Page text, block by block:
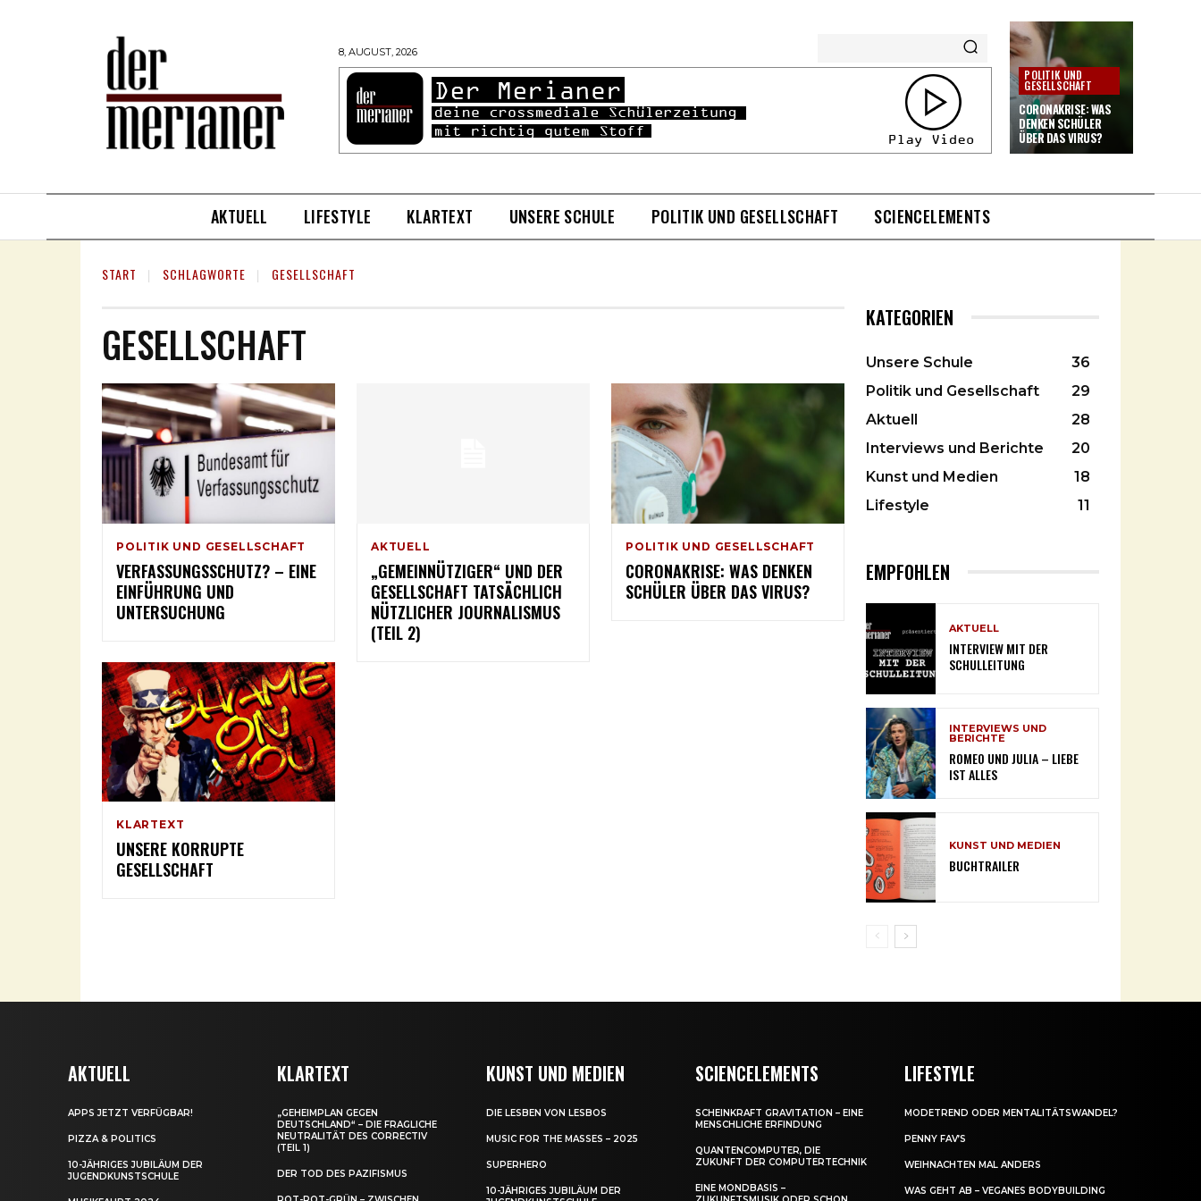
8, AUGUST, 2026
POLITIK UND
GESELLSCHAFT
CORONAKRISE: WAS
DENKEN SCHÜLER
ÜBER DAS VIRUS?
AKTUELL LIFESTYLE KLARTEXT UNSERE SCHULE POLITIK UND GESELLSCHAFT SCIENCELEMENTS
START SCHLAGWORTE GESELLSCHAFT
GESELLSCHAFT
POLITIK UND GESELLSCHAFT
VERFASSUNGSSCHUTZ? – EINE
EINFÜHRUNG UND
UNTERSUCHUNG
AKTUELL
„GEMEINNÜTZIGER“ UND DER
GESELLSCHAFT TATSÄCHLICH
NÜTZLICHER JOURNALISMUS
(TEIL 2)
POLITIK UND GESELLSCHAFT
CORONAKRISE: WAS DENKEN
SCHÜLER ÜBER DAS VIRUS?
KLARTEXT
UNSERE KORRUPTE
GESELLSCHAFT
KATEGORIEN
Unsere Schule
36
Politik und Gesellschaft
29
Aktuell
28
Interviews und Berichte
20
Kunst und Medien
18
Lifestyle
11
EMPFOHLEN
AKTUELL
INTERVIEW MIT DER
SCHULLEITUNG
INTERVIEWS UND
BERICHTE
ROMEO UND JULIA – LIEBE
IST ALLES
KUNST UND MEDIEN
BUCHTRAILER
AKTUELL
APPS JETZT VERFÜGBAR!
PIZZA & POLITICS
10-JÄHRIGES JUBILÄUM DER
JUGENDKUNSTSCHULE
KLARTEXT
„GEHEIMPLAN GEGEN
DEUTSCHLAND“ – DIE FRAGLICHE
NEUTRALITÄT DES CORRECTIV
(TEIL 1)
DER TOD DES PAZIFISMUS
KUNST UND MEDIEN
DIE LESBEN VON LESBOS
MUSIC FOR THE MASSES – 2025
SUPERHERO
10-JÄHRIGES JUBILÄUM DER
SCIENCELEMENTS
SCHEINKRAFT GRAVITATION – EINE
MENSCHLICHE ERFINDUNG
QUANTENCOMPUTER, DIE
ZUKUNFT DER COMPUTERTECHNIK
EINE MONDBASIS –
LIFESTYLE
MODETREND ODER MENTALITÄTSWANDEL?
PENNY FAV’S
WEIHNACHTEN MAL ANDERS
WAS GEHT AB – VEGANES BODYBUILDING